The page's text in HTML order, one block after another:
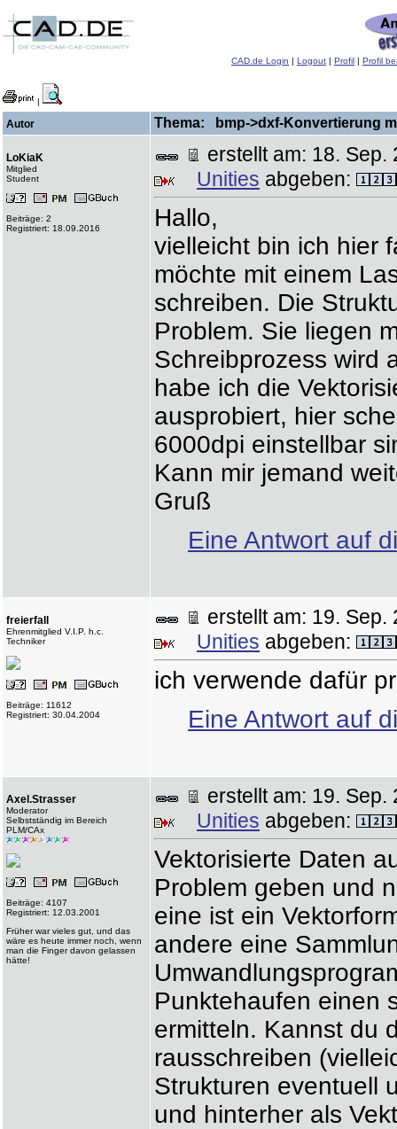
CAD.de Login | Logout | Profil | Profil
|
Autor Thema: bmp->dxf-Konvertierung
LoKiaK
Mitglied
Student
Beiträge: 2
Registriert: 18.09.2016
erstellt am: 18.
Unities abgeben:
Hallo,
vielleicht bin ich hier
möchte mit einem
schreiben. Die
Problem. Sie liegen
Schreibprozess wird
habe ich die
ausprobiert, hier
6000dpi einstellbar
Kann mir jemand
Gruß
Eine Antwort auf
freierfall
Ehrenmitglied V.I.P. h.c.
Techniker
Beiträge: 11612
Registriert: 30.04.2004
erstellt am: 19.
Unities abgeben:
ich verwende dafür
Eine Antwort auf
Axel.Strasser
Moderator
Selbstständig im Bereich
PLM/CAx
Beiträge: 4107
Registriert: 12.03.2001
Früher war vieles gut, und das
wäre es heute immer noch, wenn
man die Finger davon gelassen
hätte!
erstellt am: 19.
Unities abgeben:
Vektorisierte Daten
Problem geben und
eine ist ein
andere eine
Punktehaufen einen
ermitteln. Kannst du
rausschreiben
Strukturen eventuell
und hinterher als